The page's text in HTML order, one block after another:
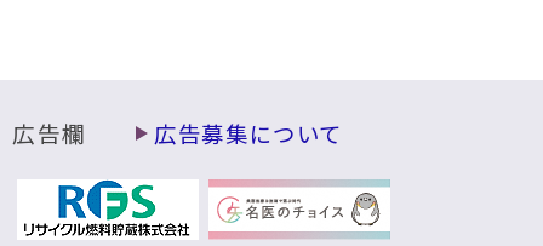
広告欄 広告募集について